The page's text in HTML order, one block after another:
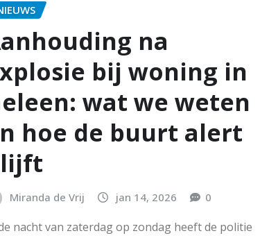
na
bij woning in
wat we weten
hoe de buurt alert
Miranda de Vrij jan 14, 2026 0
nacht van zaterdag op zondag heeft de politie